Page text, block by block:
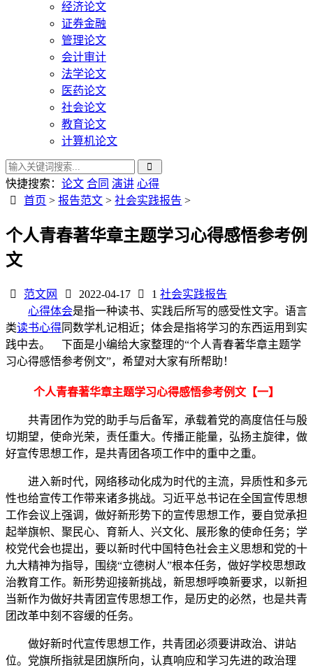
经济论文
证券金融
管理论文
会计审计
法学论文
医药论文
社会论文
教育论文
计算机论文
快捷搜索： 论文 合同 演讲 心得
首页 >报告范文 >社会实践报告 >
个人青春著华章主题学习心得感悟参考例
文
范文网 2022-04-17 1 社会实践报告
心得体会是指一种读书、实践后所写的感受性文字。语言
类读书心得同数学札记相近；体会是指将学习的东西运用到实
践中去。 下面是小编给大家整理的“个人青春著华章主题学
习心得感悟参考例文”，希望对大家有所帮助！
个人青春著华章主题学习心得感悟参考例文【一】
共青团作为党的助手与后备军，承载着党的高度信任与殷
切期望，使命光荣，责任重大。传播正能量，弘扬主旋律，做
好宣传思想工作，是共青团各项工作中的重中之重。
进入新时代，网络移动化成为时代的主流，异质性和多元
性也给宣传工作带来诸多挑战。习近平总书记在全国宣传思想
工作会议上强调，做好新形势下的宣传思想工作，要自觉承担
起举旗帜、聚民心、育新人、兴文化、展形象的使命任务；学
校党代会也提出，要以新时代中国特色社会主义思想和党的十
九大精神为指导，围绕“立德树人”根本任务，做好学校思想政
治教育工作。新形势迎接新挑战，新思想呼唤新要求，以新担
当新作为做好共青团宣传思想工作，是历史的必然，也是共青
团改革中刻不容缓的任务。
做好新时代宣传思想工作，共青团必须要讲政治、讲站
位。党旗所指就是团旗所向，认真响应和学习先进的政治理